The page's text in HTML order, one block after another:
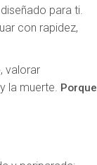
para ti.
con rapidez,
valorar
la muerte. Porque